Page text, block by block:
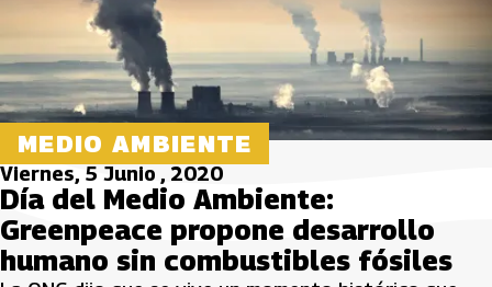
MEDIO AMBIENTE
Viernes, 5 Junio , 2020
Día del Medio Ambiente:
Greenpeace propone desarrollo
humano sin combustibles fósiles